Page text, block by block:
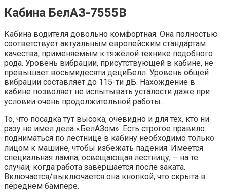
Кабина БелАЗ-7555В
Кабина водителя довольно комфортная. Она полностью
соответствует актуальным европейским стандартам
качества, применяемым к тяжёлой технике подобного
рода. Уровень вибрации, присутствующей в кабине, не
превышает восьмидесяти дециБелл. Уровень общей
вибрации составляет до 115-ти дБ. Нахождение в
кабине позволяет не испытывать усталости даже при
условии очень продолжительной работы.
То, что посадка тут высока, очевидно и для тех, кто ни
разу не имел дела «БелАЗом». Есть строгое правило:
подниматься по лестнице в кабину необходимо только
лицом к машине, чтобы избежать падения. Имеется
специальная лампа, освещающая лестницу, – на те
случаи, когда работа завершается после заката.
Включается/выключается она кнопкой, что скрыта в
переднем бампере.